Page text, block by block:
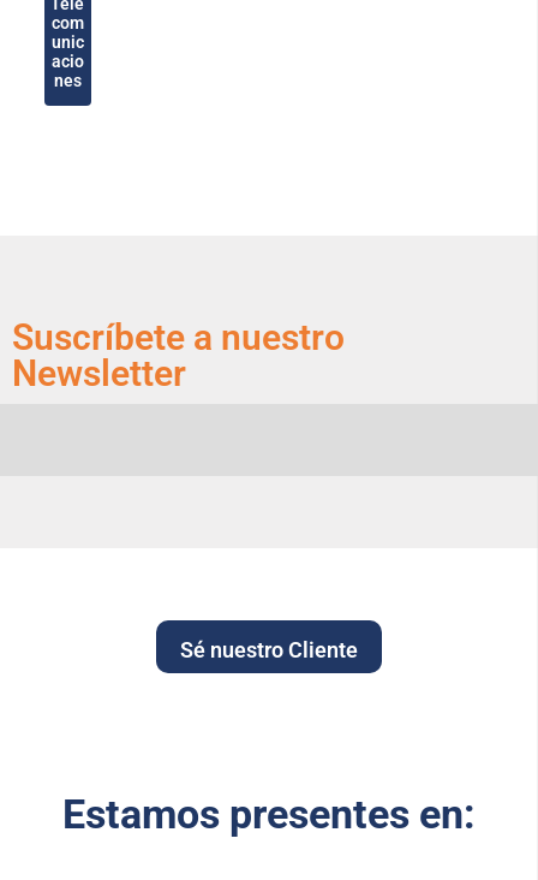
Tele
com
unic
acio
nes
Suscríbete a nuestro
Newsletter
Sé nuestro Cliente
Estamos presentes en: